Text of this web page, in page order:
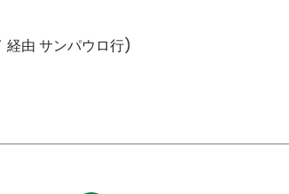
由 サンパウロ行)